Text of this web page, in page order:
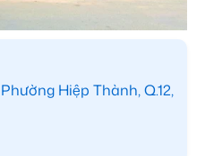
Hiệp Thành, Q.12,